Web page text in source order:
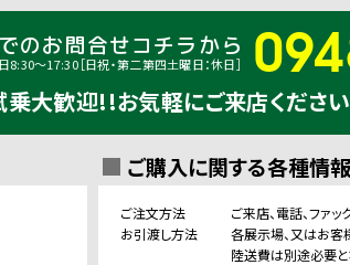
のお問合せコチラから
〜17:30［日祝・第二第四土曜日：休日］
乗大歓迎!!お気軽にご来店ください
ご購入に関する各種情報
ご注文方法
ご来店、電話、ファ
お引渡し方法
各展示場、又はお客
陸送費は別途必要と